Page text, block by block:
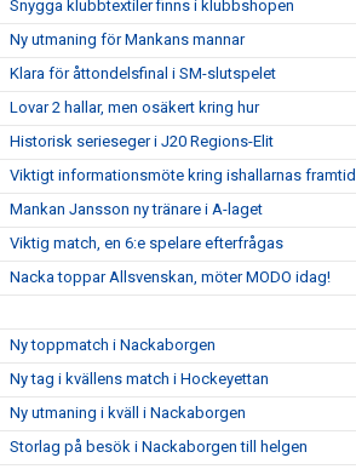
Snygga klubbtextiler finns i klubbshopen
Ny utmaning för Mankans mannar
Klara för åttondelsfinal i SM-slutspelet
Lovar 2 hallar, men osäkert kring hur
Historisk serieseger i J20 Regions-Elit
Viktigt informationsmöte kring ishallarnas framtid
Mankan Jansson ny tränare i A-laget
Viktig match, en 6:e spelare efterfrågas
Nacka toppar Allsvenskan, möter MODO idag!
Ny toppmatch i Nackaborgen
Ny tag i kvällens match i Hockeyettan
Ny utmaning i kväll i Nackaborgen
Storlag på besök i Nackaborgen till helgen